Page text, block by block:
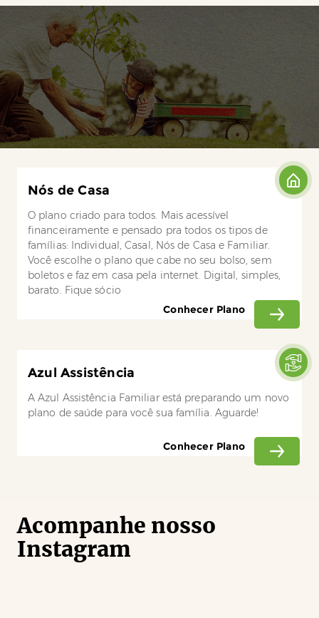
Nós de Casa
O plano criado para todos. Mais acessível
financeiramente e pensado pra todos os tipos de
famílias: Individual, Casal, Nós de Casa e Familiar.
Você escolhe o plano que cabe no seu bolso, sem
boletos e faz em casa pela internet. Digital, simples,
barato. Fique sócio
Conhecer Plano
Azul Assistência
A Azul Assistência Familiar está preparando um novo
plano de saúde para você sua família. Aguarde!
Conhecer Plano
Acompanhe nosso
Instagram